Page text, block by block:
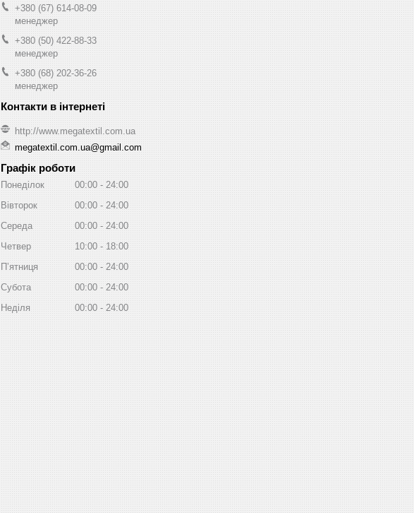
+380 (67) 614-08-09
менеджер
+380 (50) 422-88-33
менеджер
+380 (68) 202-36-26
менеджер
http://www.megatextil.com.ua
megatextil.com.ua@gmail.com
Графік роботи
Понеділок 00:00
24:00
Вівторок
00:00
24:00
Середа
00:00
24:00
Четвер
10:00
18:00
Пʼятниця
00:00
24:00
Субота
00:00
24:00
Неділя
00:00 24:00